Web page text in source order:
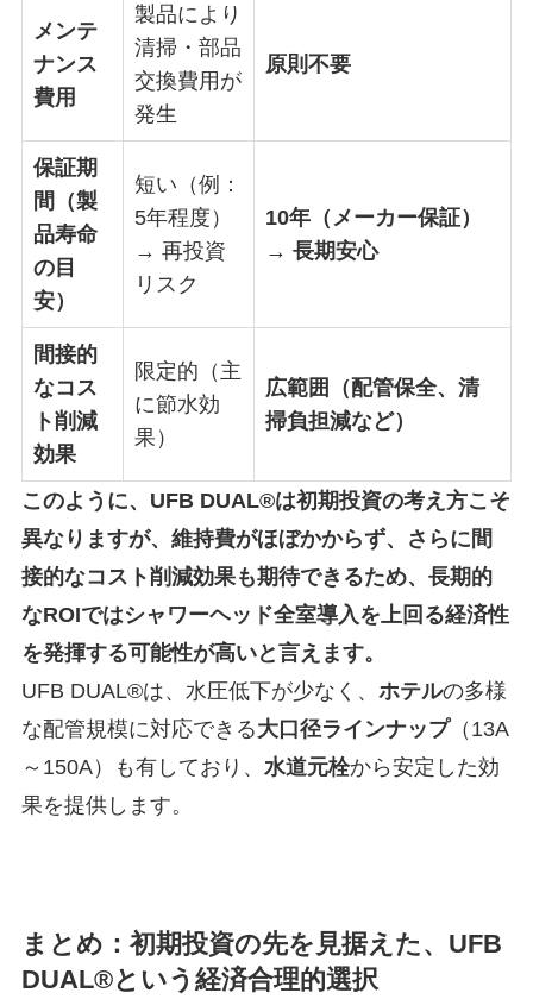
メンテ
ナンス
費用
製品により
清掃・部品
交換費用が
発生
原則不要
保証期
間（製
品寿命
の目
安）
短い（例：
5年程度）
→ 再投資
リスク
10年（メーカー保証）
→ 長期安心
間接的
なコス
ト削減
効果
限定的（主
に節水効
果）
広範囲（配管保全、清
掃負担減など）
このように、UFB DUAL®は初期投資の考え方こそ
異なりますが、維持費がほぼかからず、さらに間
接的なコスト削減効果も期待できるため、長期的
なROIではシャワーヘッド全室導入を上回る経済性
を発揮する可能性が高いと言えます。
UFB DUAL®は、水圧低下が少なく、 ホテルの多様
な配管規模に対応できる大口径ラインナップ（13A
～150A）も有しており、 水道元栓から安定した効
果を提供します。
まとめ：初期投資の先を見据えた、UFB
DUAL®という経済合理的選択